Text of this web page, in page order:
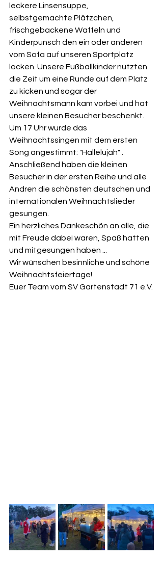
leckere Linsensuppe,
selbstgemachte Plätzchen,
frischgebackene Waffeln und
Kinderpunsch den ein oder anderen
vom Sofa auf unseren Sportplatz
locken. Unsere Fußballkinder nutzten
die Zeit um eine Runde auf dem Platz
zu kicken und sogar der
Weihnachtsmann kam vorbei und hat
unsere kleinen Besucher beschenkt.
Um 17 Uhr wurde das
Weihnachtssingen mit dem ersten
Song angestimmt: "Hallelujah" .
Anschließend haben die kleinen
Besucher in der ersten Reihe und alle
Andren die schönsten deutschen und
internationalen Weihnachtslieder
gesungen.
Ein herzliches Dankeschön an alle, die
mit Freude dabei waren, Spaß hatten
und mitgesungen haben ...
Wir wünschen besinnliche und schöne
Weihnachtsfeiertage!
Euer Team vom SV Gartenstadt 71 e.V.